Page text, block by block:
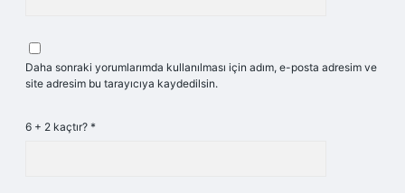
Daha sonraki yorumlarımda kullanılması için adım, e-posta adresim ve
site adresim bu tarayıcıya kaydedilsin.
6 + 2 kaçtır? *